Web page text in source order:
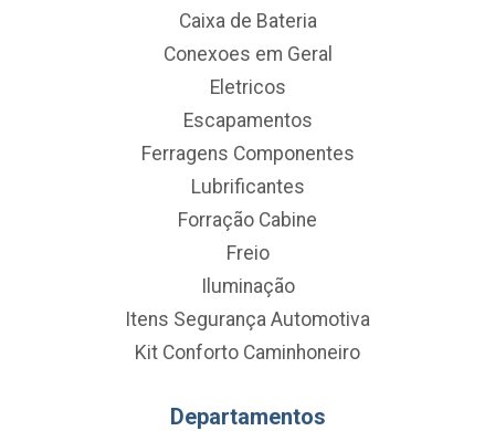
Caixa de Bateria
Conexoes em Geral
Eletricos
Escapamentos
Ferragens Componentes
Lubrificantes
Forração Cabine
Freio
Iluminação
Itens Segurança Automotiva
Kit Conforto Caminhoneiro
Departamentos